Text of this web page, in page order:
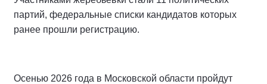
партий, федеральные списки кандидатов которых
ранее прошли регистрацию.
Осенью 2026 года в Московской области пройдут